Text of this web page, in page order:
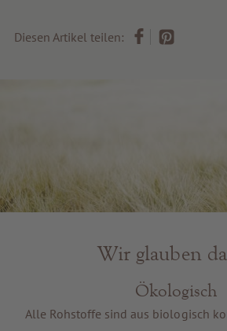
Diesen Artikel teilen:
Wir glauben
Ökologisch
Alle Rohstoffe sind aus biologisch